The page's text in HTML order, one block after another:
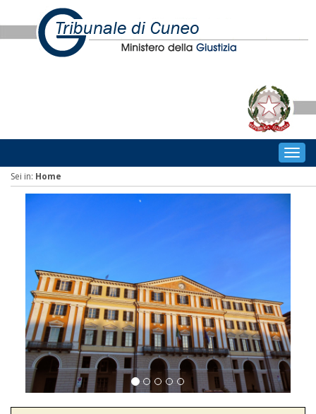
Sei in: Home